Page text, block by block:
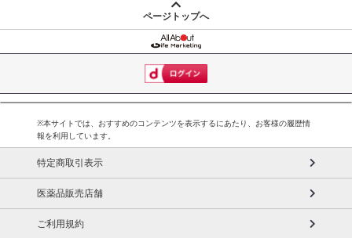
ページトップへ
※本サイトでは、おすすめのコンテンツを表示するにあたり、お客様の履歴情
報を利用しています。
特定商取引表示
医薬品販売店舗
ご利用規約